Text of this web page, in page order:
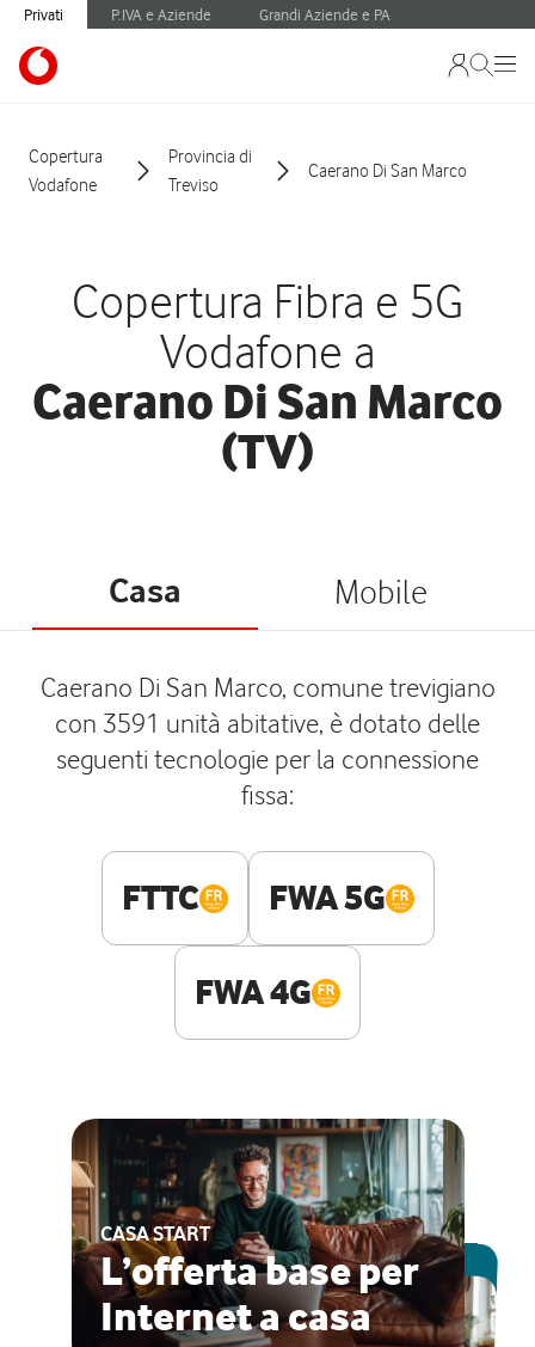
Privati P.IVA e Aziende Grandi Aziende e PA
Copertura
Vodafone
Provincia di
Treviso
Caerano Di San Marco
Copertura Fibra e 5G
Vodafone a
Caerano Di San Marco
(TV)
Casa Mobile
Caerano Di San Marco, comune trevigiano
con 3591 unità abitative, è dotato delle
seguenti tecnologie per la connessione
fissa:
FTTC FWA 5G
FWA 4G
CASA START
L’offerta base per
Internet a casa
ESCLUSIVA ONLINE